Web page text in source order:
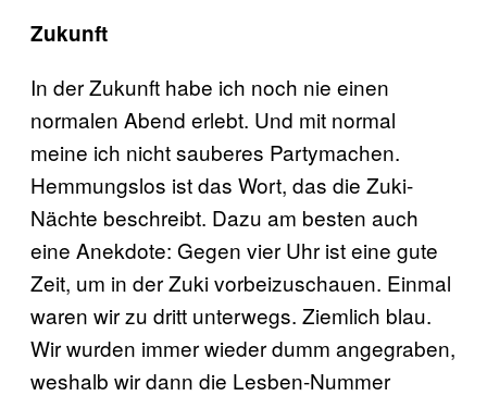
Zukunft
In der Zukunft habe ich noch nie einen
normalen Abend erlebt. Und mit normal
meine ich nicht sauberes Partymachen.
Hemmungslos ist das Wort, das die Zuki-
Nächte beschreibt. Dazu am besten auch
eine Anekdote: Gegen vier Uhr ist eine gute
Zeit, um in der Zuki vorbeizuschauen. Einmal
waren wir zu dritt unterwegs. Ziemlich blau.
Wir wurden immer wieder dumm angegraben,
weshalb wir dann die Lesben-Nummer